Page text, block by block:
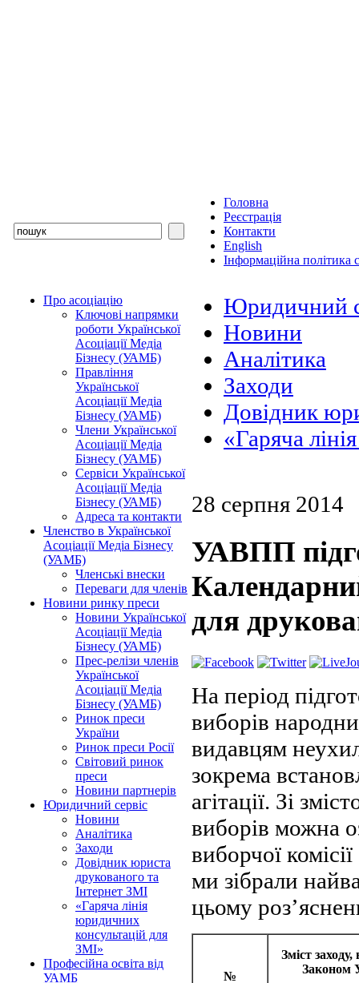
Головна
Реєстрація
Контакти
English
Інформаційна політика
Про асоціацію
Ключові напрямки
роботи Української
Асоціації Медіа
Бізнесу (УАМБ)
Правління
Української
Асоціації Медіа
Бізнесу (УАМБ)
Члени Української
Асоціації Медіа
Бізнесу (УАМБ)
Сервіси Української
Асоціації Медіа
Бізнесу (УАМБ)
Адреса та контакти
Членство в Української
Асоціації Медіа Бізнесу
(УАМБ)
Членські внески
Переваги для членів
Новини ринку преси
Новини Української
Асоціації Медіа
Бізнесу (УАМБ)
Прес-релізи членів
Української
Асоціації Медіа
Бізнесу (УАМБ)
Ринок преси
України
Ринок преси Росії
Світовий ринок
преси
Новини партнерів
Юридичний сервіс
Новини
Аналітика
Заходи
Довідник юриста
друкованого та
Інтернет ЗМІ
«Гаряча лінія
юридичних
консультацій для
ЗМІ»
Професійна освіта від
УАМБ
Юридичний
Новини
Аналітика
Заходи
Довідник
«Гаряча
28 серпня 2014
УАВПП
для
На період
виборів
видавцям
зокрема
агітації. Зі
виборів можна
виборчої
ми зібрали
цьому
№
Зміст
Законом